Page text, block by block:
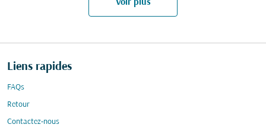
Voir plus
Liens rapides
FAQs
Retour
Contactez-nous